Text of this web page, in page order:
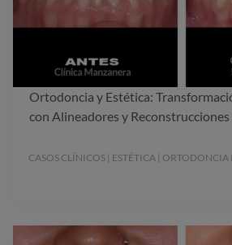
Ortodoncia y Estética:
con Alineadores y Reconstrucciones
CASOS CLÍNICOS | ESTÉTICA | ORTODONCIA